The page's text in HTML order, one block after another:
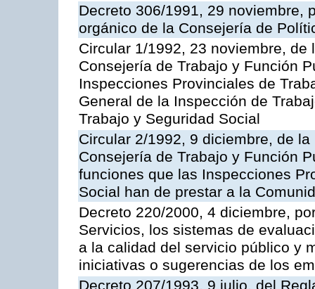
Decreto 306/1991, 29 noviembre,
orgánico de la Consejería de
Circular 1/1992, 23 noviembre,
Consejería de Trabajo y Función
Inspecciones Provinciales de
General de la Inspección de
Trabajo y Seguridad Social
Circular 2/1992, 9 diciembre, de
Consejería de Trabajo y Función
funciones que las Inspecciones
Social han de prestar a la
Decreto 220/2000, 4 diciembre,
Servicios, los sistemas de
a la calidad del servicio público y
iniciativas o sugerencias de los